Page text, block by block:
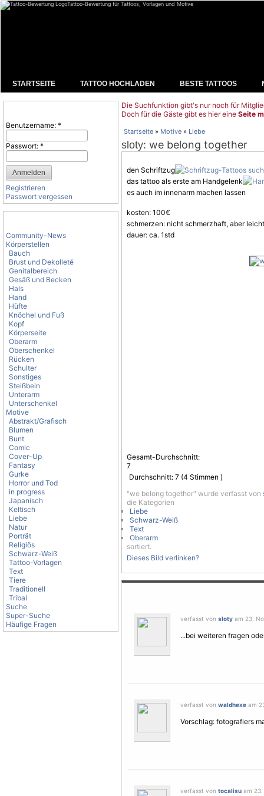
Tattoo-Bewertung für Tattoos, Vorlagen und Motive
STARTSEITE TATTOO HOCHLADEN BESTE TATTOOS
Benutzername: *
Passwort: *
Registrieren
Passwort vergessen
Community-News
Körperstellen
Bauch
Brust und Dekolleté
Genitalbereich
Gesäß und Becken
Hals
Hand
Hüfte
Knöchel und Fuß
Kopf
Körperseite
Oberarm
Oberschenkel
Rücken
Schulter
Sonstiges
Steißbein
Unterarm
Unterschenkel
Motive
Abstrakt/Grafisch
Blumen
Bunt
Comic
Cover-Up
Fantasy
Gurke
Horror und Tod
in progress
Japanisch
Keltisch
Liebe
Natur
Porträt
Religiös
Schwarz-Weiß
Tattoo-Vorlagen
Text
Tiere
Traditionell
Tribal
Suche
Super-Suche
Häufige Fragen
Die Suchfunktion gibt's nur noch für
Doch für die Gäste gibt es hier eine Seite
Startseite » Motive » Liebe
sloty: we belong together
den Schriftzug
das tattoo als erste am Handgelenk
es auch im innenarm machen lassen
kosten: 100€
schmerzen: nicht schmerzhaft, aber
dauer: ca. 1std
Gesamt-Durchschnitt:
7
Durchschnitt: 7 (4 Stimmen )
"we belong together" wurde verfasst von
die Kategorien
Liebe
Schwarz-Weiß
Text
Oberarm
sortiert.
Dieses Bild verlinken?
verfasst von sloty am 23.
...bei weiteren fragen
verfasst von waldhexe am
Vorschlag: fotografiers
verfasst von tocalisu am